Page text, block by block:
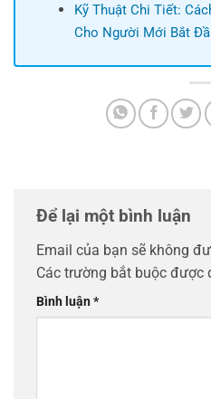
Kỹ Thuật Chi Tiết:
Cho Người Mới Bắt
Để lại một bình luận
Email của bạn sẽ không
Các trường bắt buộc được
Bình luận*